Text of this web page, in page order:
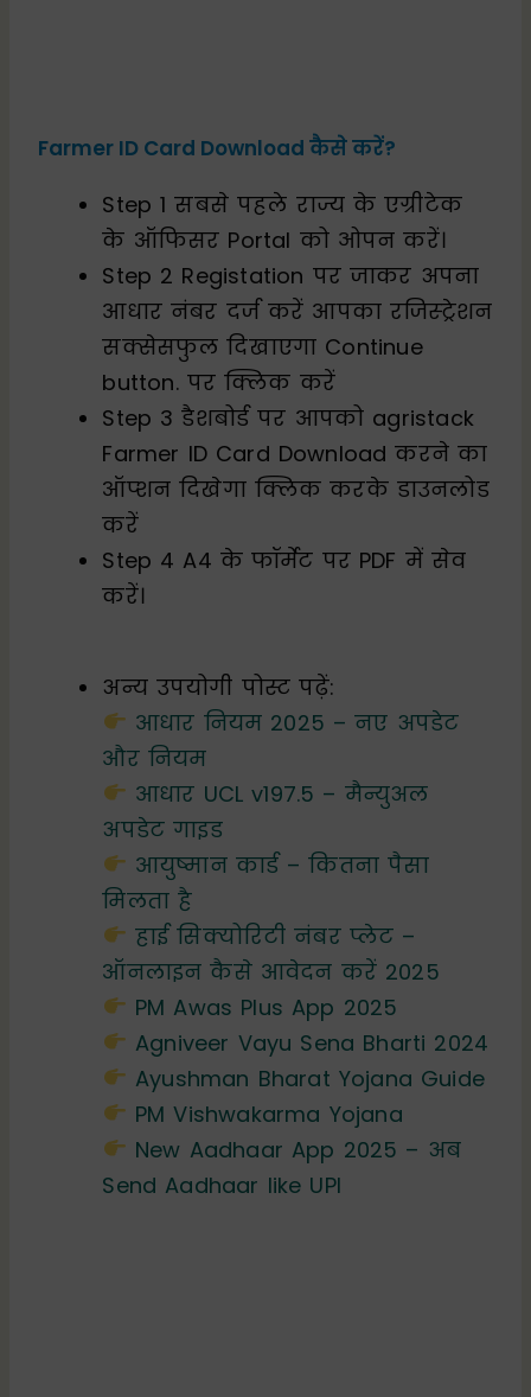
Farmer ID Card Download कैसे करें?
Step 1 सबसे पहले राज्य के एग्रीटेक
के ऑफिसर Portal को ओपन करें।
Step 2 Registation पर जाकर अपना
आधार नंबर दर्ज करें आपका रजिस्ट्रेशन
सक्सेसफुल दिखाएगा Continue
button. पर क्लिक करें
Step 3 डैशबोर्ड पर आपको agristack
Farmer ID Card Download करने का
ऑप्शन दिखेगा क्लिक करके डाउनलोड
करें
Step 4 A4 के फॉर्मेट पर PDF में सेव
करें।
अन्य उपयोगी पोस्ट पढ़ें:
आधार नियम 2025 – नए अपडेट
और नियम
आधार UCL v197.5 – मैन्युअल
अपडेट गाइड
आयुष्मान कार्ड – कितना पैसा
मिलता है
हाई सिक्योरिटी नंबर प्लेट –
ऑनलाइन कैसे आवेदन करें 2025
PM Awas Plus App 2025
Agniveer Vayu Sena Bharti 2024
Ayushman Bharat Yojana Guide
PM Vishwakarma Yojana
New Aadhaar App 2025 – अब
Send Aadhaar like UPI